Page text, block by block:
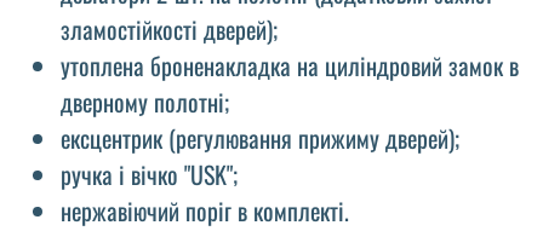
зламостійкості дверей);
утоплена броненакладка на циліндровий замок в
дверному полотні;
ексцентрик (регулювання прижиму дверей);
ручка і вічко "USK";
нержавіючий поріг в комплекті.